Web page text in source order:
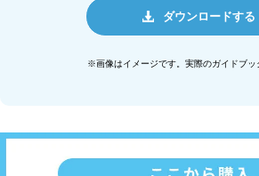
ダウンロードする
※画像はイメージです。実際のガイドブッ